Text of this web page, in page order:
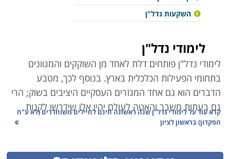
השקעות נדל"ן
לימודי נדל"ן
לימודי נדל"ן פותחים דלת לאחד מן השוקקים והמגוונים
בתחומי הפעילות הכלכלית בארץ. בנוסף לכך, מטבע
הדברים הוא גם אחד המגזרים העסקיים היציבים בשוק; הרי
גם בעתות משבר והאטה לעולם יהיו אלו שידרשו לקנות
ולמכור נכסים. היזמות בתחום מתאפיינת בפעילות ארוכת
בפעילות, הרי גם מכירה בהפסד, או אפילו פשיטת רגל הן
קרא עוד עללימודי נדל"ן שנה ראשונה חינם לחיילים משוחררים (לא ע"ח
הפקדון) בראשון לציון